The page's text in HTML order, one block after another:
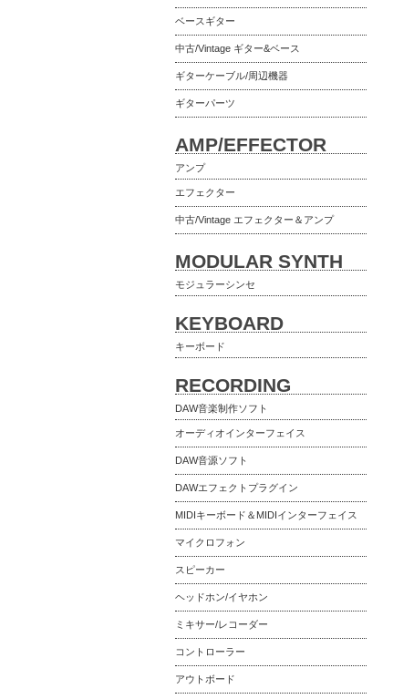
ベースギター
中古/Vintage ギター&ベース
ギターケーブル/周辺機器
ギターパーツ
AMP/EFFECTOR
アンプ
エフェクター
中古/Vintage エフェクター＆アンプ
MODULAR SYNTH
モジュラーシンセ
KEYBOARD
キーボード
RECORDING
DAW音楽制作ソフト
オーディオインターフェイス
DAW音源ソフト
DAWエフェクトプラグイン
MIDIキーボード＆MIDIインターフェイス
マイクロフォン
スピーカー
ヘッドホン/イヤホン
ミキサー/レコーダー
コントローラー
アウトボード